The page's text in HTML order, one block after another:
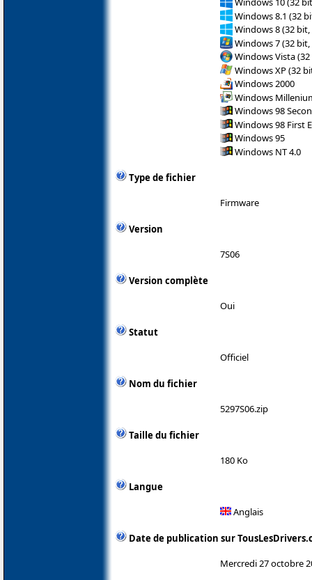
Windows 8.1 (32
Windows 8 (32 bit,
Windows 7 (32 bit,
Windows Vista
Windows XP (32
Windows 2000
Windows
Windows 98
Windows 98 First
Windows 95
Windows NT 4.0
Type de fichier
Firmware
Version
7S06
Version complète
Oui
Statut
Officiel
Nom du fichier
5297S06.zip
Taille du fichier
180 Ko
Langue
Anglais
Date de publication sur
Mercredi 27 octobre